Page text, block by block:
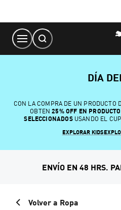
Content
DÍA
CON LA COMPRA DE UN PRODUCTO
OBTEN 25% OFF EN
SELECCIONADOSUSANDO EL
EXPLORAR KIDS
ENVÍO EN 48 HRS.
Volver a Ropa